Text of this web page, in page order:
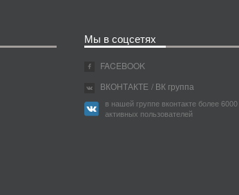
Мы в соцсетях
FACEBOOK
ВКОНТАКТЕ / ВК группа
в нашей группе вконтакте более 6000
активных пользователей